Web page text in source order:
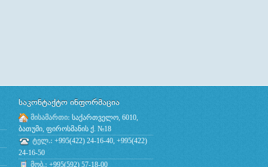
საკონტაქტო ინფორმაცია
მისამართი: საქართველო, 6010,
ბათუმი, ფიროსმანის ქ. №18
ტელ.: +995(422) 24-16-40, +995(422)
24-16-50
მობ.: +995(592) 57-18-00